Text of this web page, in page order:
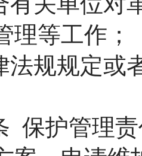
理等工作；
法规规定
保护管理